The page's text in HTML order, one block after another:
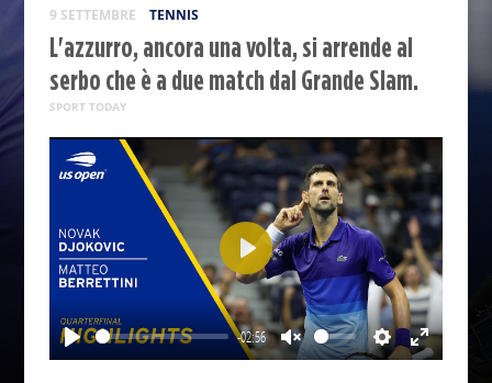
9 SETTEMBRE TENNIS
L'azzurro, ancora una volta, si arrende al
serbo che è a due match dal Grande Slam.
SPORT TODAY
-02:56
Unmute SettingsEnter
Play